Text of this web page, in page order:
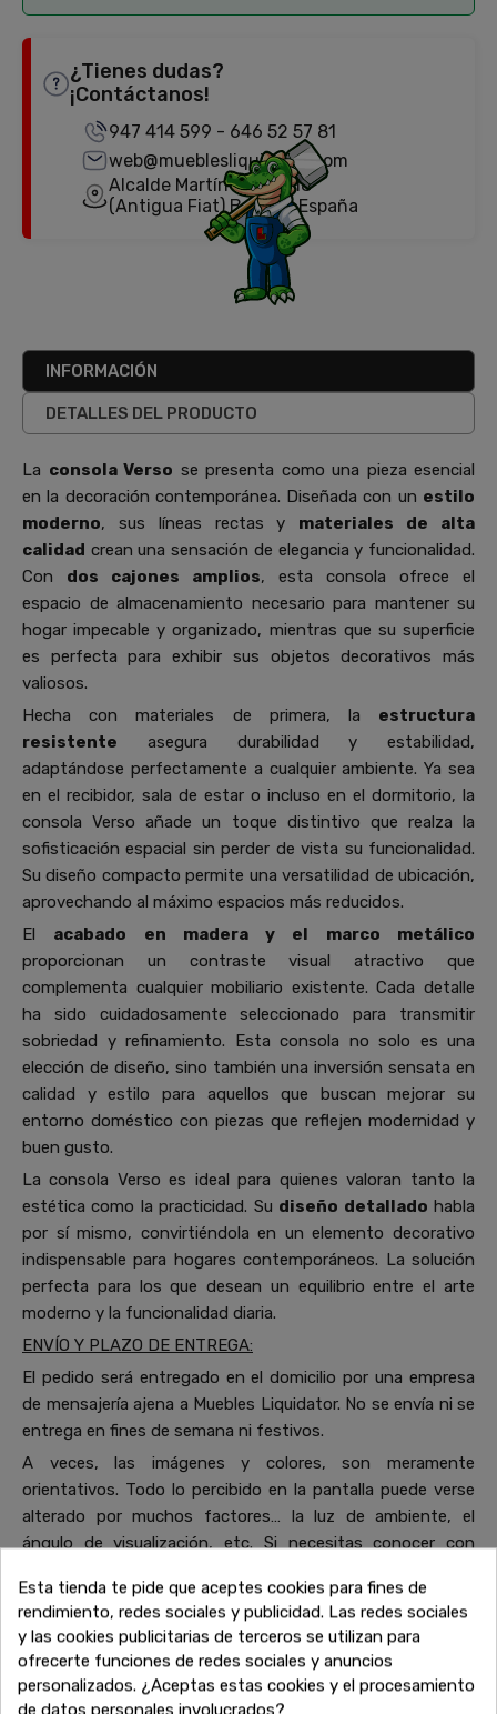
¿Tienes dudas?
¡Contáctanos!
947 414 599 - 646 52 57 81
web@mueblesliquidator.com
Alcalde Martín Cobos, 18
(Antigua Fiat) Burgos, España
INFORMACIÓN
DETALLES DEL PRODUCTO
La consola Verso se presenta como una pieza esencial
en la decoración contemporánea. Diseñada con un estilo
moderno, sus líneas rectas y materiales de alta
calidad crean una sensación de elegancia y funcionalidad.
Con dos cajones amplios, esta consola ofrece el
espacio de almacenamiento necesario para mantener su
hogar impecable y organizado, mientras que su superficie
es perfecta para exhibir sus objetos decorativos más
valiosos.
Hecha con materiales de primera, la estructura
resistente asegura durabilidad y estabilidad,
adaptándose perfectamente a cualquier ambiente. Ya sea
en el recibidor, sala de estar o incluso en el dormitorio, la
consola Verso añade un toque distintivo que realza la
sofisticación espacial sin perder de vista su funcionalidad.
Su diseño compacto permite una versatilidad de ubicación,
aprovechando al máximo espacios más reducidos.
El acabado en madera y el marco metálico
proporcionan un contraste visual atractivo que
complementa cualquier mobiliario existente. Cada detalle
ha sido cuidadosamente seleccionado para transmitir
sobriedad y refinamiento. Esta consola no solo es una
elección de diseño, sino también una inversión sensata en
calidad y estilo para aquellos que buscan mejorar su
entorno doméstico con piezas que reflejen modernidad y
buen gusto.
La consola Verso es ideal para quienes valoran tanto la
estética como la practicidad. Su diseño detallado habla
por sí mismo, convirtiéndola en un elemento decorativo
indispensable para hogares contemporáneos. La solución
perfecta para los que desean un equilibrio entre el arte
moderno y la funcionalidad diaria.
ENVÍO Y PLAZO DE ENTREGA:
El pedido será entregado en el domicilio por una empresa
de mensajería ajena a Muebles Liquidator. No se envía ni se
entrega en fines de semana ni festivos.
A veces, las imágenes y colores, son meramente
orientativos. Todo lo percibido en la pantalla puede verse
alterado por muchos factores… la luz de ambiente, el
ángulo de visualización, etc. Si necesitas conocer con
nosotros a través de nuestro número de teléfono o
hablarnos a través WhatsApp. Estaremos encantados de
aclararte todas las dudas que te surjan.
Esta tienda te pide que aceptes cookies para fines de
rendimiento, redes sociales y publicidad. Las redes sociales
y las cookies publicitarias de terceros se utilizan para
ofrecerte funciones de redes sociales y anuncios
personalizados. ¿Aceptas estas cookies y el procesamiento
de datos personales involucrados?